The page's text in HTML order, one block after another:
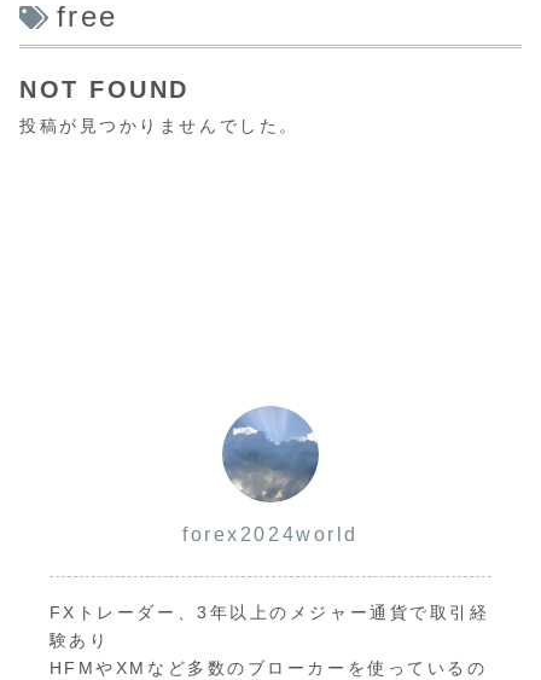
free
NOT FOUND
投稿が見つかりませんでした。
forex2024world
FXトレーダー、3年以上のメジャー通貨で取引経
験あり
HFMやXMなど多数のブローカーを使っているの